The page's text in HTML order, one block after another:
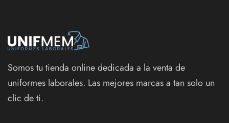
Somos tu tienda online dedicada a la venta de
uniformes laborales. Las mejores marcas a tan solo un
clic de ti.